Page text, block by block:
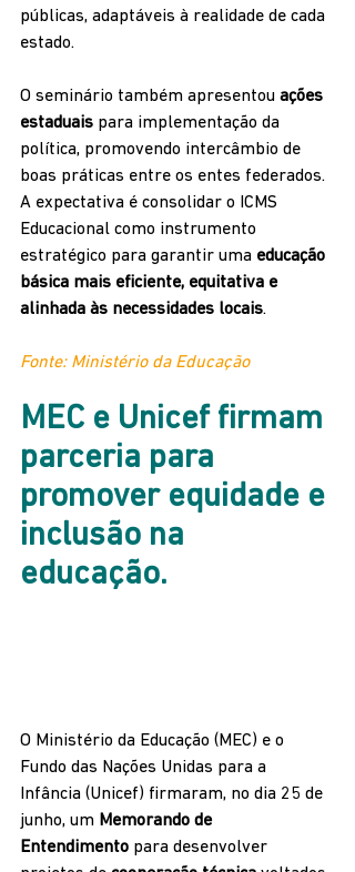
públicas, adaptáveis à realidade de cada
estado.
O seminário também apresentou ações
estaduais para implementação da
política, promovendo intercâmbio de
boas práticas entre os entes federados.
A expectativa é consolidar o ICMS
Educacional como instrumento
estratégico para garantir uma educação
básica mais eficiente, equitativa e
alinhada às necessidades locais.
Fonte: Ministério da Educação
MEC e Unicef firmam
parceria para
promover equidade e
inclusão na
educação.
O Ministério da Educação (MEC) e o
Fundo das Nações Unidas para a
Infância (Unicef) firmaram, no dia 25 de
junho, um Memorando de
Entendimento para desenvolver